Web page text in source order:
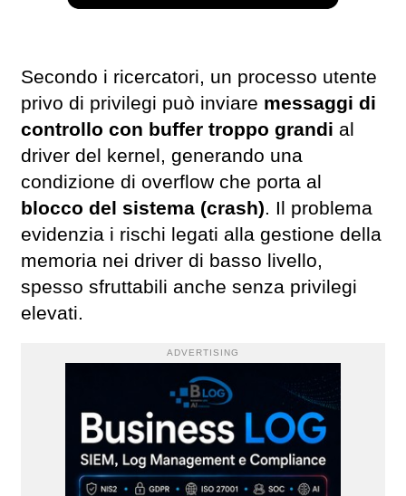
Secondo i ricercatori, un processo utente
privo di privilegi può inviare messaggi di
controllo con buffer troppo grandi al
driver del kernel, generando una
condizione di overflow che porta al
blocco del sistema (crash). Il problema
evidenzia i rischi legati alla gestione della
memoria nei driver di basso livello,
spesso sfruttabili anche senza privilegi
elevati.
ADVERTISING